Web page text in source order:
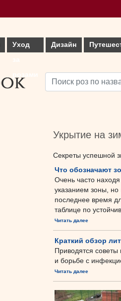
Уход
Дизайн
Укрытие на
Секреты успешной
Что обозначают
Очень часто
указанием зоны,
последнее время
таблице по
Читать далее
Краткий обзор
Приводятся советы
и борьбе с
Читать далее